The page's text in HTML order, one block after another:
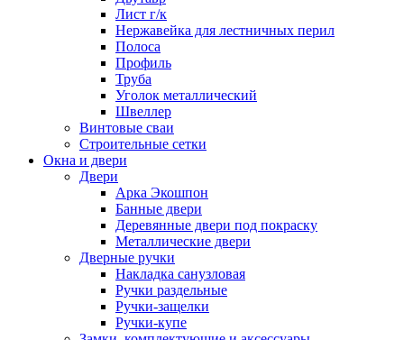
Лист г/к
Нержавейка для лестничных перил
Полоса
Профиль
Труба
Уголок металлический
Швеллер
Винтовые сваи
Строительные сетки
Окна и двери
Двери
Арка Экошпон
Банные двери
Деревянные двери под покраску
Металлические двери
Дверные ручки
Накладка санузловая
Ручки раздельные
Ручки-защелки
Ручки-купе